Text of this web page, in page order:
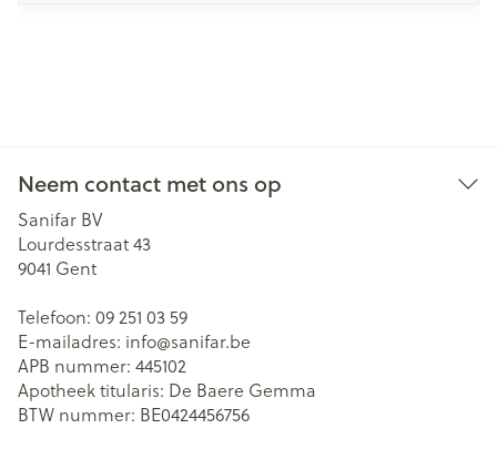
Neem contact met ons op
Sanifar BV
Lourdesstraat 43
9041 Gent
Telefoon: 09 251 03 59
E-mailadres: info@sanifar.be
APB nummer: 445102
Apotheek titularis: De Baere Gemma
BTW nummer: BE0424456756